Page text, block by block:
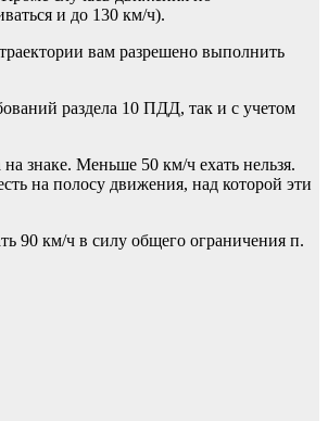
и до 130 км/ч).
вам разрешено выполнить
раздела 10 ПДД, так и с учетом
знаке. Меньше 50 км/ч ехать нельзя.
на полосу движения, над которой эти
90 км/ч в силу общего ограничения п.